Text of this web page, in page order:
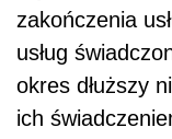
zakończenia
usług
okres dłuższy
ich